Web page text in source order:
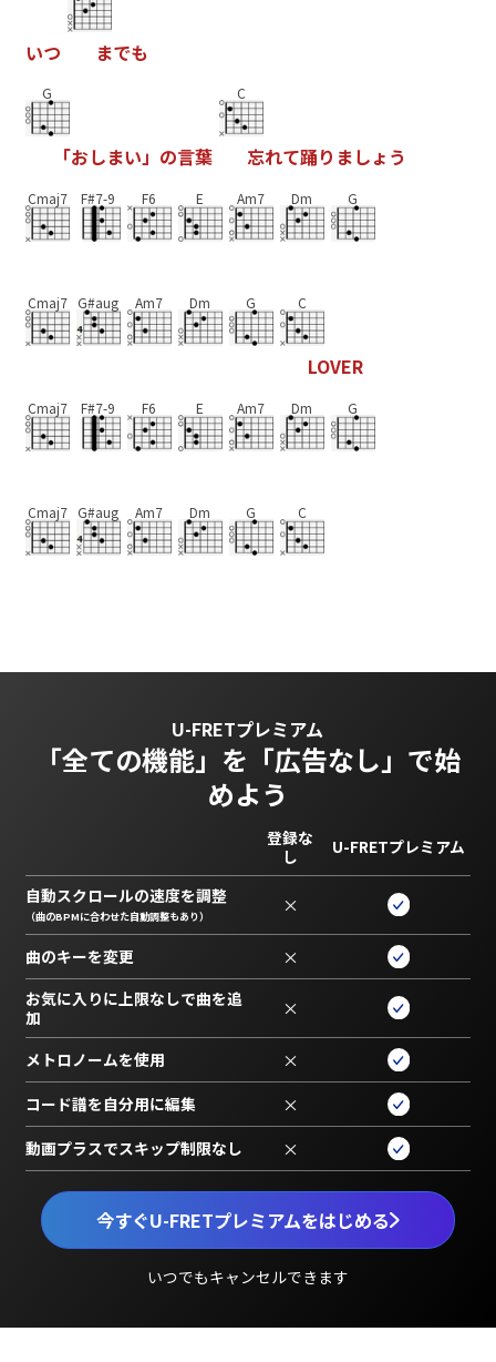
いつ までも
G
「おしまい」 の言葉
C
忘れて踊り ましょ う
Cmaj7 F#7-9 F6 E Am7 Dm G
Cmaj7 G#aug Am7 Dm G C
LOVER
Cmaj7 F#7-9 F6 E Am7 Dm G
Cmaj7 G#aug Am7 Dm G C
U-FRETプレミアム
「全ての機能」を 「広告なし」で始
めよう
今すぐU-FRETプレミアムをはじめる
いつでもキャンセルできます
登録な
し
U-FRETプレミアム
自動スクロールの速度を調整
（曲のBPMに合わせた自動調整もあり） ×
曲のキーを変更 ×
お気に入りに上限なしで曲を追
加
×
メトロノームを使用 ×
コード譜を自分用に編集 ×
動画プラスでスキップ制限なし ×